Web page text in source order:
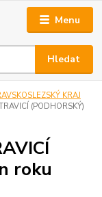
Menu
Hledat
KRAJ
(PODHORSKÝ)
roku